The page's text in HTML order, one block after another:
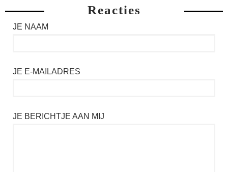
Reacties
JE NAAM
JE E-MAILADRES
JE BERICHTJE AAN MIJ